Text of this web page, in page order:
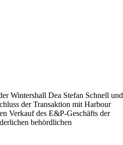
Wintershall Dea Stefan Schnell und
der Transaktion mit Harbour
Verkauf des E&P-Geschäfts der
behördlichen